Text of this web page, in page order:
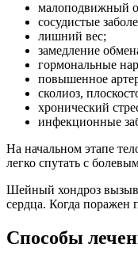
малоподвижный
сосудистые
лишний вес;
замедление
гормональные
повышенное
сколиоз,
хронический
инфекционные
На начальном этапе
легко спутать с
Шейный хондроз
сердца. Когда поражен
Способы